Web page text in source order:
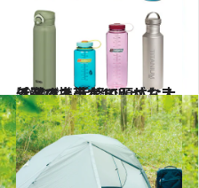
2021.8.3
外遊び上手な10人がおススメする 手軽で頑丈な大活躍の携帯ボトル
ライフスタイル